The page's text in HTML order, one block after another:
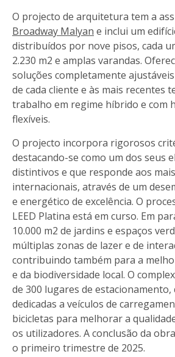
O projecto de arquitetura tem a
Broadway Malyan e inclui um
distribuídos por nove pisos, cada
2.230 m2 e amplas varandas.
soluções completamente
de cada cliente e às mais recentes
trabalho em regime híbrido e com
flexíveis.
O projecto incorpora rigorosos
destacando-se como um dos seus
distintivos e que responde aos
internacionais, através de um
e energético de excelência. O
LEED Platina está em curso. Em
10.000 m2 de jardins e espaços
múltiplas zonas de lazer e de
contribuindo também para a
e da biodiversidade local. O
de 300 lugares de estacionamento,
dedicadas a veículos de
bicicletas para melhorar a
os utilizadores. A conclusão da
o primeiro trimestre de 2025.